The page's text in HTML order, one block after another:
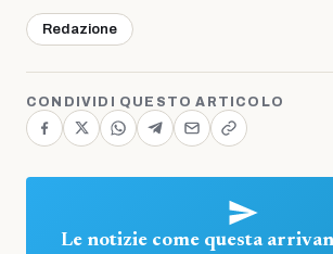
Redazione
CONDIVIDI QUESTO ARTICOLO
Le notizie come questa